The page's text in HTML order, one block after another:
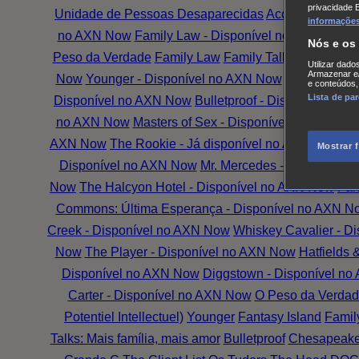
Unidade de Pessoas DesaparecidasAccused Battle
no AXN Now Family Law - Disponível no AXN Now
Peso da Verdade Family Law Family Talks: Mais
Now Younger - Disponível no AXN Now The Wrong
Disponível no AXN Now Bulletproof - Disponível no
no AXN Now Masters of Sex - Disponível no AXN Now
AXN Now The Rookie - Já disponível no AXN Now
Disponível no AXN Now Mr. Mercedes - Disponível
Now The Halcyon Hotel - Disponível no AXN Now
Commons: Última Esperança - Disponível no AXN
Creek - Disponível no AXN Now Whiskey Cavalier -
Now The Player - Disponível no AXN Now Hatfields
Disponível no AXN Now Diggstown - Disponível no
Carter - Disponível no AXN Now O Peso da
Potentiel Intellectuel) Younger Fantasy Island
Talks: Mais família, mais amor Bulletproof
privacidade
Nós e
Utilizar
Armazenar
e
Lista de
Mostrar